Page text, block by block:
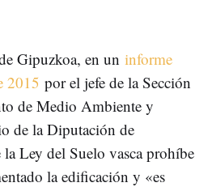
Gipuzkoa, en un informe
2015 por el jefe de la Sección
de Medio Ambiente y
de la Diputación de
Ley del Suelo vasca prohíbe
la edificación y «es